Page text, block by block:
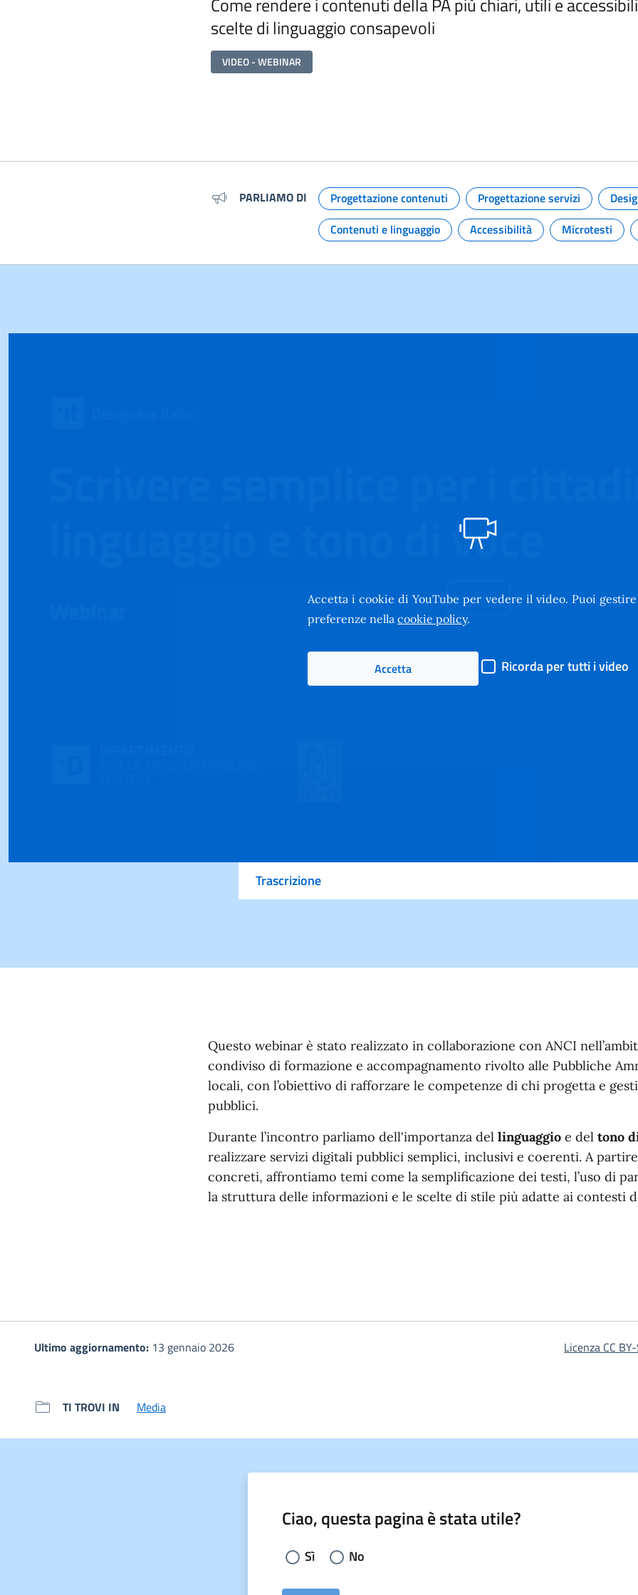
scelte di linguaggio consapevoli
VIDEO - WEBINAR
Metadati e link per approfondire
PARLIAMO DI
Argomento:
Progettazione contenuti
Argomento:
Progettazione servizi
Argomento:
Contenuti e linguaggio
Argomento:
Accessibilità Microtesti
Accetta i cookie di YouTube per vedere il video. Puoi
preferenze nella cookie policy.
Accetta Ricorda per tutti i video
video
Trascrizione
Questo webinar è stato realizzato in collaborazione con ANCI
condiviso di formazione e accompagnamento rivolto alle Pubbliche
locali, con l’obiettivo di rafforzare le competenze di chi progetta e
pubblici.
Durante l’incontro parliamo dell'importanza del linguaggio e del tono
realizzare servizi digitali pubblici semplici, inclusivi e coerenti. A
concreti, affrontiamo temi come la semplificazione dei testi, l’uso di
la struttura delle informazioni e le scelte di stile più adatte ai contesti
Ultimo aggiornamento: 13 gennaio 2026 Licenza CC
TI TROVI IN Media
Ciao, questa pagina è stata utile?
Scegli la risposta:
Sì No